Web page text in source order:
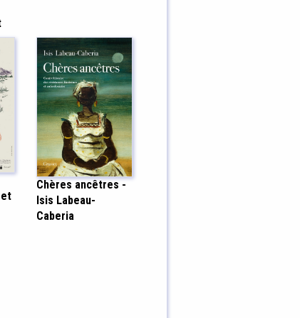
et
Chères ancêtres -
Isis Labeau-
Caberia